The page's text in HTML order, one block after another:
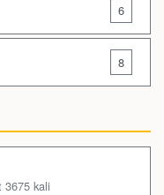
6
8
3675 kali